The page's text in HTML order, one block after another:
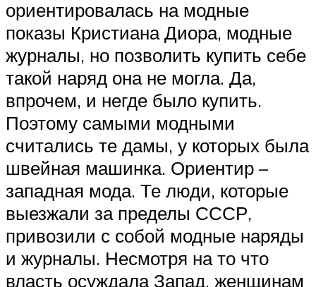
ориентировалась на модные
показы Кристиана Диора, модные
журналы, но позволить купить себе
такой наряд она не могла. Да,
впрочем, и негде было купить.
Поэтому самыми модными
считались те дамы, у которых была
швейная машинка. Ориентир –
западная мода. Те люди, которые
выезжали за пределы СССР,
привозили с собой модные наряды
и журналы. Несмотря на то что
власть осуждала Запад, женщинам